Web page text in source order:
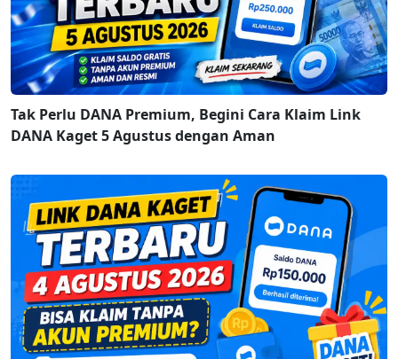
Tak Perlu DANA Premium, Begini Cara Klaim Link
DANA Kaget 5 Agustus dengan Aman